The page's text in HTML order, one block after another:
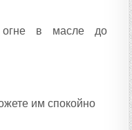
в масле до
им спокойно